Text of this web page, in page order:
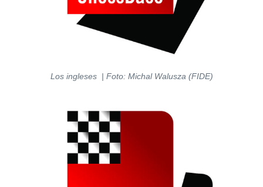
Los ingleses | Foto: Michal Walusza (FIDE)